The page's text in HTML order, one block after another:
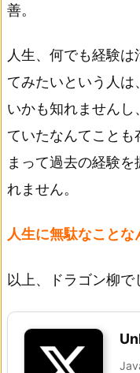
善。
人生、何でも経験
てみたいという人
いかも知れませんし
ていたなんてこと
まって過去の経験
れません。
人生に無駄なことな
以上、ドラゴン柳で